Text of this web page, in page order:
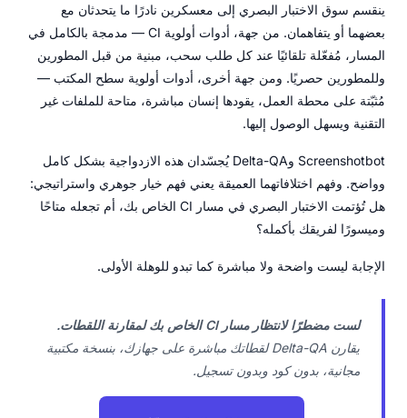
ينقسم سوق الاختبار البصري إلى معسكرين نادرًا ما يتحدثان مع
بعضهما أو يتفاهمان. من جهة، أدوات أولوية CI — مدمجة بالكامل في
المسار، مُفعّلة تلقائيًا عند كل طلب سحب، مبنية من قبل المطورين
وللمطورين حصريًا. ومن جهة أخرى، أدوات أولوية سطح المكتب —
مُثبّتة على محطة العمل، يقودها إنسان مباشرة، متاحة للملفات غير
التقنية ويسهل الوصول إليها.
Screenshotbot وDelta-QA يُجسّدان هذه الازدواجية بشكل كامل
وواضح. وفهم اختلافاتهما العميقة يعني فهم خيار جوهري واستراتيجي:
هل تُؤتمت الاختبار البصري في مسار CI الخاص بك، أم تجعله متاحًا
وميسورًا لفريقك بأكمله؟
الإجابة ليست واضحة ولا مباشرة كما تبدو للوهلة الأولى.
لست مضطرًا لانتظار مسار CI الخاص بك لمقارنة اللقطات.
يقارن Delta-QA لقطاتك مباشرة على جهازك، بنسخة مكتبية
مجانية، بدون كود وبدون تسجيل.